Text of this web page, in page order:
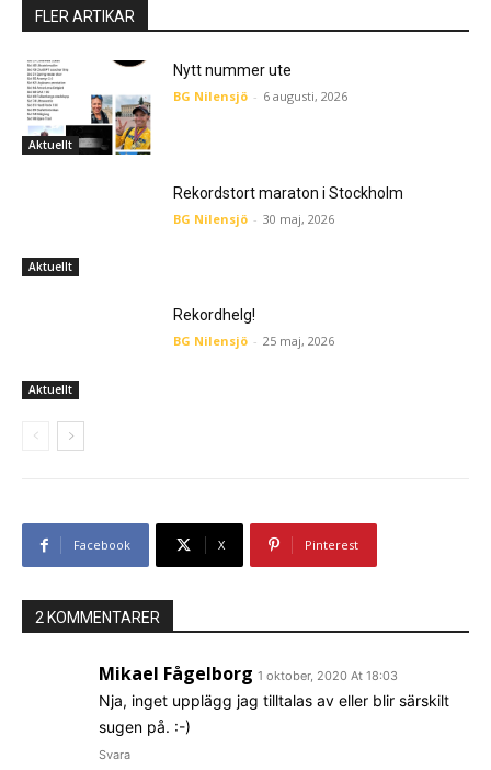
FLER ARTIKAR
Aktuellt
Nytt nummer ute
BG Nilensjö - 6 augusti, 2026
Aktuellt
Rekordstort maraton i Stockholm
BG Nilensjö - 30 maj, 2026
Aktuellt
Rekordhelg!
BG Nilensjö - 25 maj, 2026
Facebook X Pinterest
2 KOMMENTARER
Mikael Fågelborg 1 oktober, 2020 At 18:03
Nja, inget upplägg jag tilltalas av eller blir särskilt
sugen på. :-)
Svara